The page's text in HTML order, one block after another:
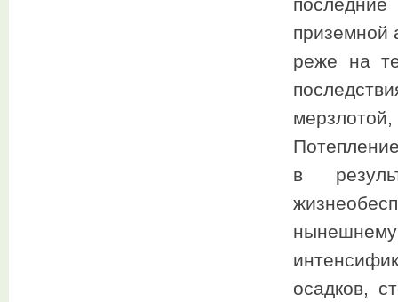
приземной
реже на
в
осадков,